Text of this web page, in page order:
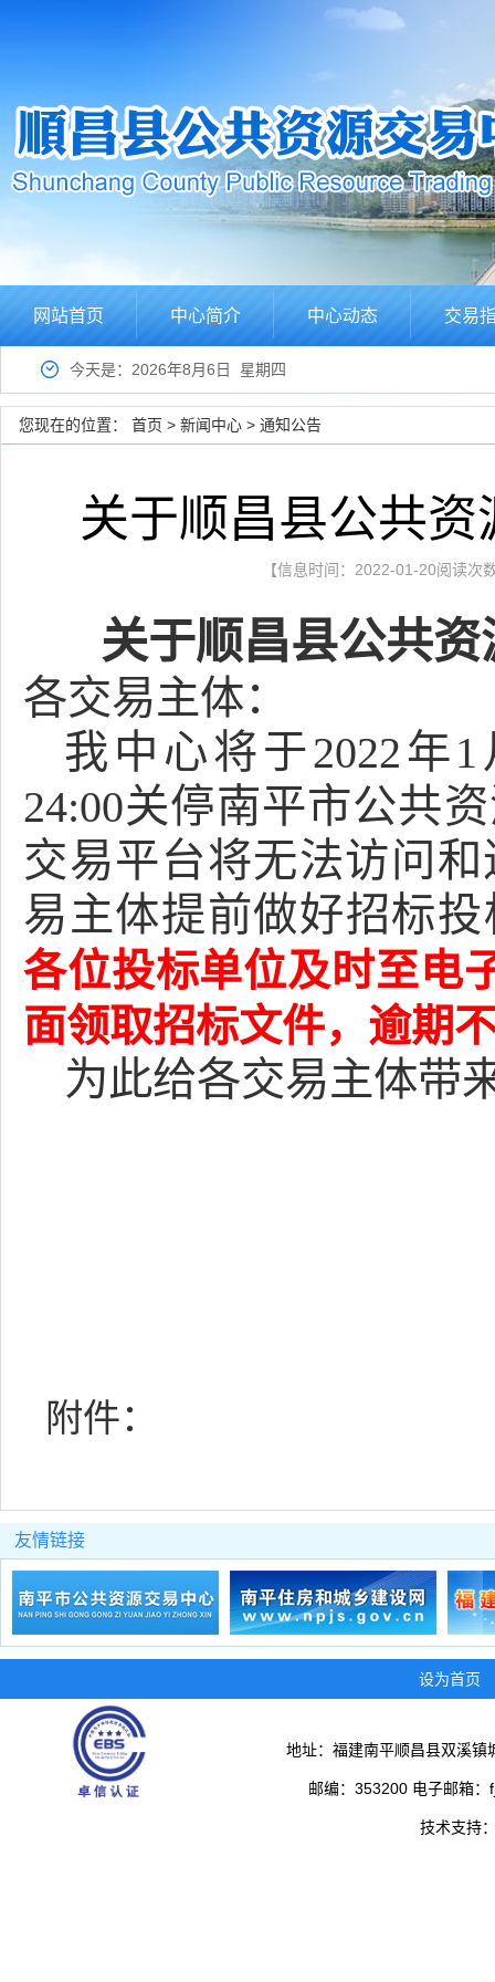
网站首页 中心简介 中心动态 交易
今天是：2026年8月6日 星期四
您现在的位置： 首页 > 新闻中心 > 通知公告
关于顺昌县公共
【信息时间：2022-01-20阅读次
关于顺昌县公共
各交易主体：
我中心将于2022 年1
24:00关停南平市公共
交易平台将无法访问
易主体提前做好招标
各位投标单位及时至电
面领取招标文件，逾期
为此给各交易主体带
附件：
友情链接
设为首页
地址：福建南平顺昌县双溪
邮编：353200 电子邮箱
技术支持